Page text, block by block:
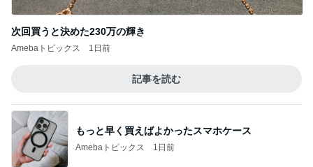
次回買うと決めた230万の輝き
Amebaトピックス 1日前
記事を読む
もっと早く買えばよかったスマホケース
Amebaトピックス 1日前